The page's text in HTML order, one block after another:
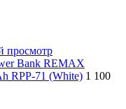
просмотр
Bank REMAX
RPP-71 (White) 1 100